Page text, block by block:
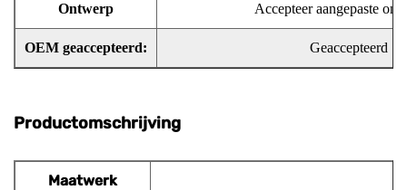
Ontwerp Accepteer aangepaste
OEM geaccepteerd: Geaccepteerd
Productomschrijving
Maatwerk